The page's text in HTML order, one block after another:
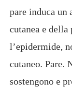
pare induca un
cutanea e
l’epidermide,
cutaneo. Pare.
sostengono e